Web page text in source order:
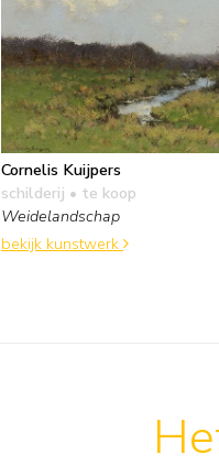
Cornelis Kuijpers
schilderij • te koop
Weidelandschap
bekijk kunstwerk